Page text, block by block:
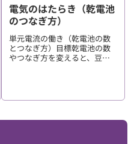
電気のはたらき（乾電池
のつなぎ方）
単元電流の働き（乾電池の数
とつなぎ方）目標乾電池の数
やつなぎ方を変えると、豆電